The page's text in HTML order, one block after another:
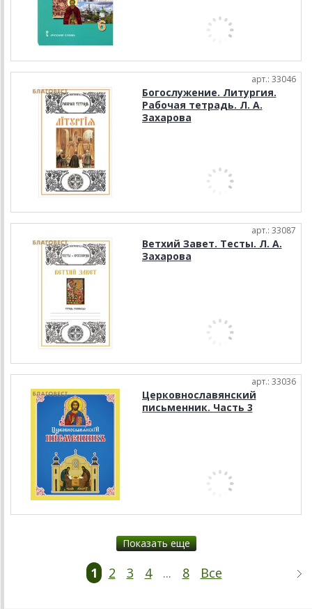
арт.: 33046
Богослужение. Литургия.
Рабочая тетрадь. Л. А.
Захарова
арт.: 33087
Ветхий Завет. Тесты. Л. А.
Захарова
арт.: 33036
Церковнославянский
письменник. Часть 3
Показать еще
1 2 3 4 ... 8 Все